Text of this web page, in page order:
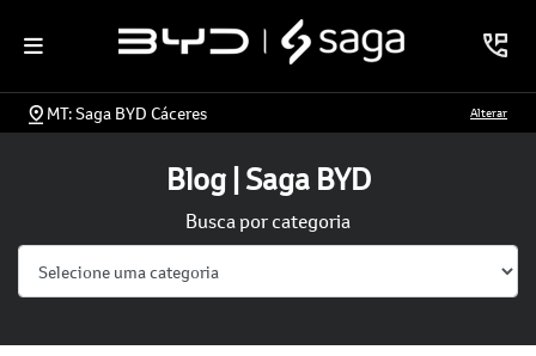
MT: Saga BYD Cáceres Alterar
Blog | Saga BYD
Busca por categoria